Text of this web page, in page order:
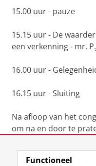
15.00 uur - pauze
15.15 uur - ​De
een verkenning - mr.
16.00 uur -
16.15 uur - Sluiting
Na afloop van het
om na en door te
Laatst gewijzigd: 28
Functioneel